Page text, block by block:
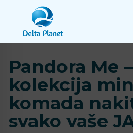
Pandora Me –
kolekcija
komada
svako vaše